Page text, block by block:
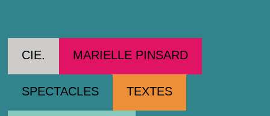
CIE. MARIELLE PINSARD
SPECTACLES TEXTES